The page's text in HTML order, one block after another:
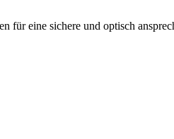
für eine sichere und optisch